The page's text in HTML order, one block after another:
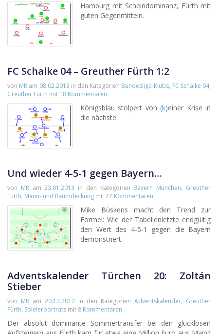
Hamburg mit Scheindominanz, Fürth mit
guten Gegenmitteln.
FC Schalke 04 – Greuther Fürth 1:2
von MR am 08.02.2013 in den Kategorien Bundesliga-Klubs, FC Schalke 04,
Greuther Fürth mit 18 Kommentaren
Königsblau stolpert von(k)einer Krise in
die nächste.
Und wieder 4-5-1 gegen Bayern…
von MRam23.01.2013 in den Kategorien Bayern München, Greuther
Fürth, Mann- und Raumdeckung mit77 Kommentaren
Mike Büskens macht den Trend zur
Formel: Wie der Tabellenletzte endgültig
den Wert des 4-5-1 gegen die Bayern
demonstriert.
Adventskalender Türchen 20: Zoltán
Stieber
von MR am 20.12.2012 in den Kategorien Adventskalender, Greuther
Fürth, Spielerporträts mit 8 Kommentaren
Der absolut dominante Sommertransfer bei den glücklosen